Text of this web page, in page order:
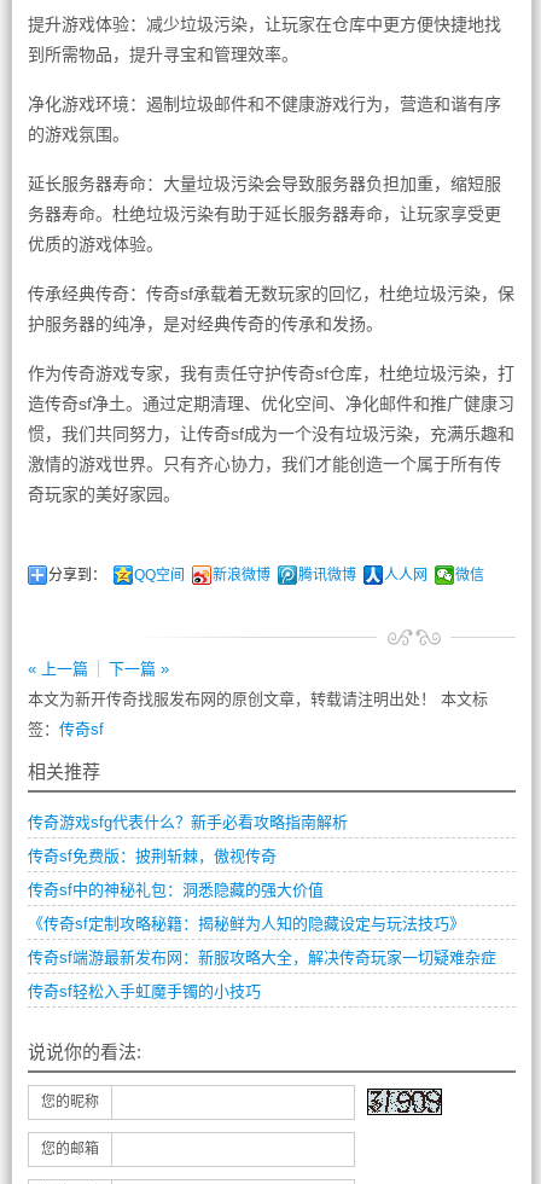
提升游戏体验：减少垃圾污染，让玩家在仓库中更方便快捷地找
到所需物品，提升寻宝和管理效率。
净化游戏环境：遏制垃圾邮件和不健康游戏行为，营造和谐有序
的游戏氛围。
延长服务器寿命：大量垃圾污染会导致服务器负担加重，缩短服
务器寿命。杜绝垃圾污染有助于延长服务器寿命，让玩家享受更
优质的游戏体验。
传承经典传奇：传奇sf承载着无数玩家的回忆，杜绝垃圾污染，保
护服务器的纯净，是对经典传奇的传承和发扬。
作为传奇游戏专家，我有责任守护传奇sf仓库，杜绝垃圾污染，打
造传奇sf净土。通过定期清理、优化空间、净化邮件和推广健康习
惯，我们共同努力，让传奇sf成为一个没有垃圾污染，充满乐趣和
激情的游戏世界。只有齐心协力，我们才能创造一个属于所有传
奇玩家的美好家园。
分享到： QQ空间 新浪微博 腾讯微博 人人网 微信
« 上一篇
下一篇 »
本文为新开传奇找服发布网的原创文章，转载请注明出处！ 本文标
签： 传奇sf
相关推荐
传奇游戏sfg代表什么？新手必看攻略指南解析
传奇sf免费版：披荆斩棘，傲视传奇
传奇sf中的神秘礼包：洞悉隐藏的强大价值
《传奇sf定制攻略秘籍：揭秘鲜为人知的隐藏设定与玩法技巧》
传奇sf端游最新发布网：新服攻略大全，解决传奇玩家一切疑难杂症
传奇sf轻松入手虹魔手镯的小技巧
说说你的看法:
您的昵称
您的邮箱